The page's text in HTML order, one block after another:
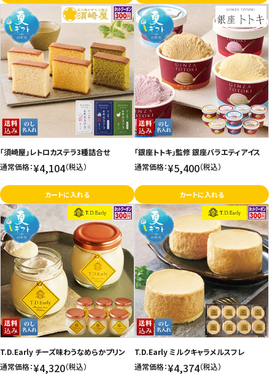
「須崎屋」レトロカステラ3種詰合せ
通常価格：¥4,104（税込）
カートに入れる
「銀座トトキ」監修 銀座バラエティアイス
通常価格：¥5,400（税込）
カートに入れる
T.D.Early チーズ味わうなめらかプリン
通常価格：¥4,320（税込）
T.D.Early ミルクキャラメルスフレ
通常価格：¥4,374（税込）